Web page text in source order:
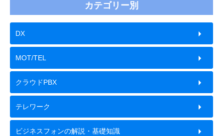
カテゴリー別
DX
MOT/TEL
クラウドPBX
テレワーク
ビジネスフォンの解説・基礎知識